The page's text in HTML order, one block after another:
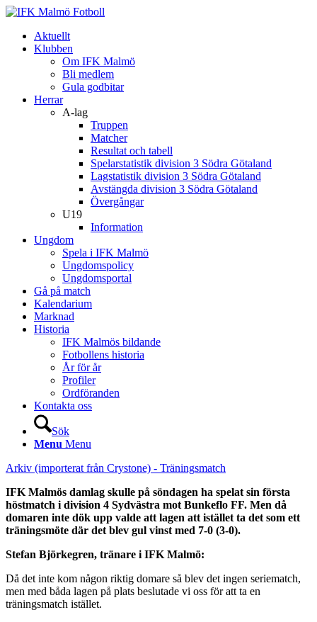
Aktuellt
Klubben
Om IFK Malmö
Bli medlem
Gula godbitar
Herrar
A-lag
Truppen
Matcher
Resultat och tabell
Spelarstatistik division 3 Södra Götaland
Lagstatistik division 3 Södra Götaland
Avstängda division 3 Södra Götaland
Övergångar
U19
Information
Ungdom
Spela i IFK Malmö
Ungdomspolicy
Ungdomsportal
Gå på match
Kalendarium
Marknad
Historia
IFK Malmös bildande
Fotbollens historia
År för år
Profiler
Ordföranden
Kontakta oss
Sök
Menu Menu
Arkiv (importerat från Crystone) - Träningsmatch
IFK Malmös damlag skulle på söndagen ha spelat sin första
höstmatch i division 4 Sydvästra mot Bunkeflo FF. Men då
domaren inte dök upp valde att lagen att istället ta det som ett
träningsmöte där det blev gul vinst med 7-0 (3-0).
Stefan Björkegren, tränare i IFK Malmö:
Då det inte kom någon riktig domare så blev det ingen seriematch,
men med båda lagen på plats beslutade vi oss för att ta en
träningsmatch istället.